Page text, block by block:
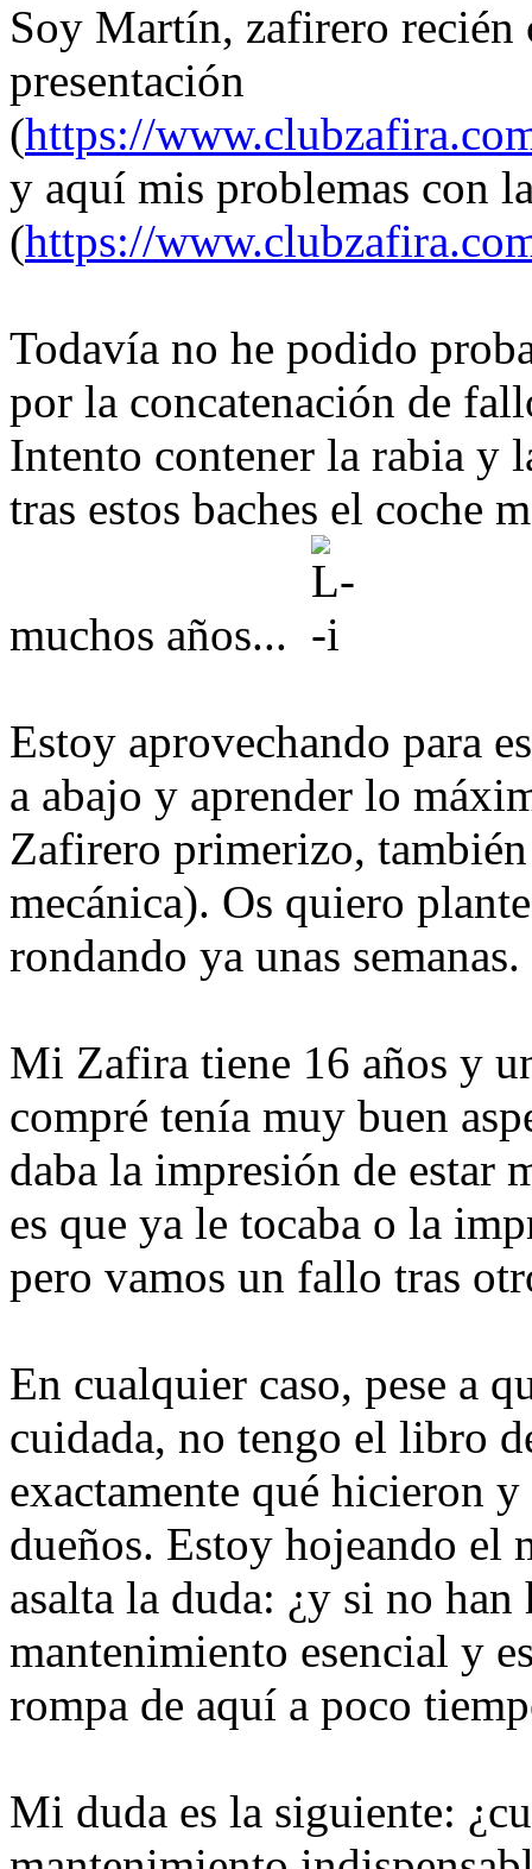
Soy Martín, zafirero
presentación
(https://
y aquí mis problemas con
(https://
Todavía no he podido
por la concatenación de
Intento contener la rabia y
tras estos baches el coche
muchos años...
Estoy aprovechando para
a abajo y aprender lo
Zafirero primerizo,
mecánica). Os quiero
rondando ya unas semanas.
Mi Zafira tiene 16 años y
compré tenía muy buen
daba la impresión de estar
es que ya le tocaba o la
pero vamos un fallo tras
En cualquier caso, pese a
cuidada, no tengo el libro
exactamente qué hicieron
dueños. Estoy hojeando el
asalta la duda: ¿y si no han
mantenimiento esencial y
rompa de aquí a poco
Mi duda es la siguiente: